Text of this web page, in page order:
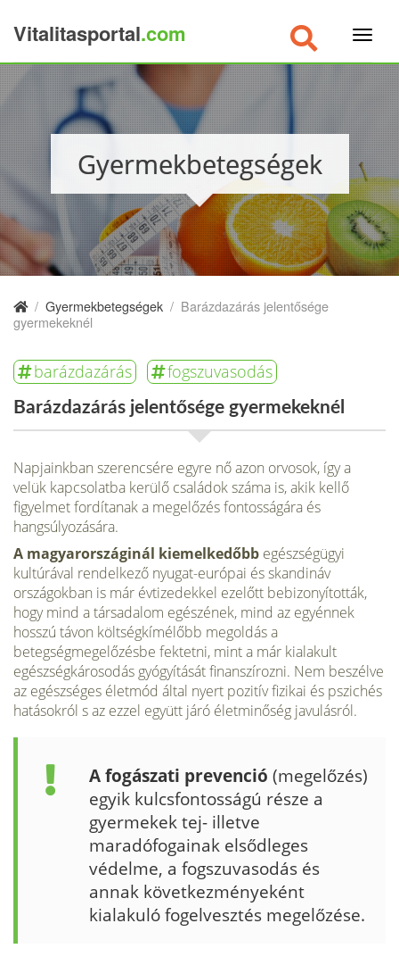
Vitalitasportal.com
Gyermekbetegségek
/ Gyermekbetegségek / Barázdazárás jelentősége
gyermekeknél
barázdazárás fogszuvasodás
Barázdazárás jelentősége gyermekeknél
Napjainkban szerencsére egyre nő azon orvosok, így a
velük kap­csolatba kerülő családok száma is, akik kellő
figyelmet fordítanak a megelőzés fontosságára és
hangsúlyozására.
A magyarországinál kiemelkedőbb egészségügyi
kultúrával rendelkező nyugat-európai és skandináv
országokban is már évtizedekkel ezelőtt bebizonyítot­ták,
hogy mind a társadalom egészének, mind az egyénnek
hosszú távon költségkímélőbb megoldás a
betegségmegelőzésbe fektetni, mint a már kialakult
egészségkárosodás gyógyítását finanszírozni. Nem beszélve
az egészséges életmód által nyert pozitív fizikai és pszichés
hatásokról s az ezzel együtt járó életminőség javulásról.
A fogászati prevenció (megelőzés)
egyik kulcsfontosságú része a
gyermekek tej- illetve
maradófogainak elsődleges
védelme, a fog­szuvasodás és
annak következményeként
kialakuló fogelvesztés megelőzése.
×